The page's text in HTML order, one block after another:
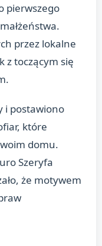
pierwszego
przez lokalne
z toczącym się
i postawiono
które
domu.
Szeryfa
że motywem